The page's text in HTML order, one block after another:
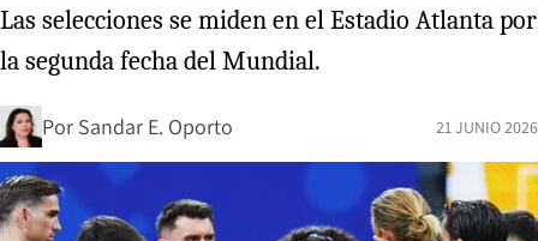
Las selecciones se miden en el Estadio Atlanta por
la segunda fecha del Mundial.
Por Sandar E. Oporto 21 JUNIO 2026